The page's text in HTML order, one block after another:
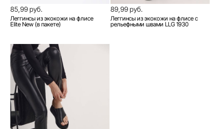
85,99 руб.
Леггинсы из экокожи на флисе
Elite New (в пакете)
89,99 руб.
Леггинсы из экокожи на флисе с
рельефными швами LLG 1930